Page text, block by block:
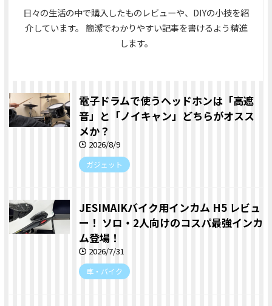
日々の生活の中で購入したものレビューや、DIYの小技を紹
介しています。 簡潔でわかりやすい記事を書けるよう精進
します。
電子ドラムで使うヘッドホンは「高遮
音」と「ノイキャン」どちらがオスス
メか？
2026/8/9
ガジェット
JESIMAIKバイク用インカム H5 レビュ
ー！ ソロ・2人向けのコスパ最強インカ
ム登場！
2026/7/31
車・バイク